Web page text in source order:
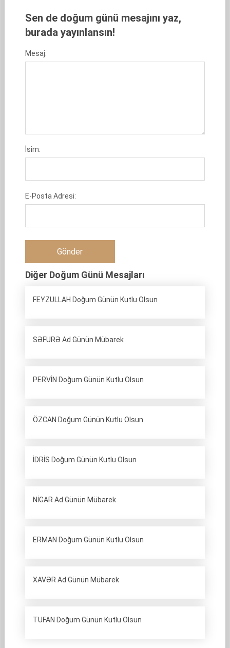
Sen de doğum günü mesajını yaz,
burada yayınlansın!
Mesaj:
İsim:
E-Posta Adresi:
Diğer Doğum Günü Mesajları
FEYZULLAH Doğum Günün Kutlu Olsun
SƏFURƏ Ad Günün Mübarek
PERVİN Doğum Günün Kutlu Olsun
ÖZCAN Doğum Günün Kutlu Olsun
İDRİS Doğum Günün Kutlu Olsun
NİGAR Ad Günün Mübarek
ERMAN Doğum Günün Kutlu Olsun
XAVƏR Ad Günün Mübarek
TUFAN Doğum Günün Kutlu Olsun